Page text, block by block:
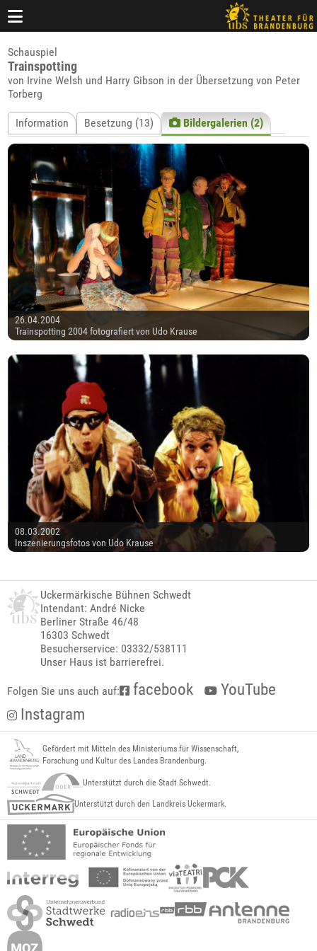
Schauspiel
Trainspotting
von Irvine Welsh und Harry Gibson in der Übersetzung von Peter
Torberg
Information Besetzung (13) Bildergalerien (2)
26.04.2004
Trainspotting 2004 fotografiert von Udo Krause
08.03.2002
Inszenierungsfotos von Udo Krause
Uckermärkische Bühnen Schwedt
Intendant: André Nicke
Berliner Straße 46/48
16303 Schwedt
Besucherservice: 03332/538111
Unser Haus ist barrierefrei.
Folgen Sie uns auch auf: facebook
YouTube
Instagram
Gefördert mit Mitteln des Ministeriums für Wissenschaft,
Forschung und Kultur des Landes Brandenburg.
Unterstützt durch die Stadt Schwedt.
Unterstützt durch den Landkreis Uckermark.